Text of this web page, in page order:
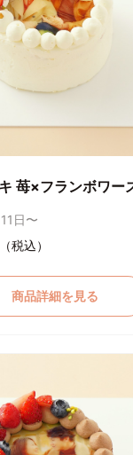
苺×フランボワー
日〜
（税込）
品詳細を見る